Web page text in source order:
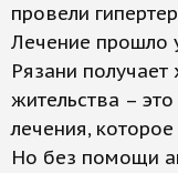
провели
Лечение прошло
Рязани
жительства –
лечения,
Но без помощи